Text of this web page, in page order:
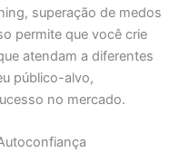
superação de medos
permite que você crie
atendam a diferentes
público-alvo,
no mercado.